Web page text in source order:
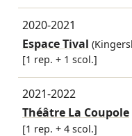
2020-2021
Espace Tival
[1 rep. + 1 scol.]
2021-2022
Théâtre La Coupole
[1 rep. + 4 scol.]